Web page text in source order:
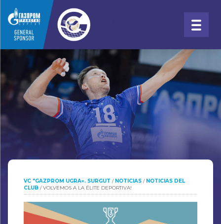
VC "GAZPROM UGRA». SURGUT / NOTICIAS / NOTICIAS DEL
CLUB /VOLVEMOS A LA ÉLITE DEPORTIVA!